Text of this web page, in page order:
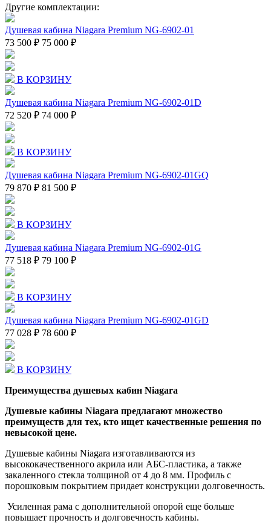
Другие комплектации:
Душевая кабина Niagara Premium NG-6902-01
73 500 ₽ 75 000 ₽
В КОРЗИНУ
Душевая кабина Niagara Premium NG-6902-01D
72 520 ₽ 74 000 ₽
В КОРЗИНУ
Душевая кабина Niagara Premium NG-6902-01GQ
79 870 ₽ 81 500 ₽
В КОРЗИНУ
Душевая кабина Niagara Premium NG-6902-01G
77 518 ₽ 79 100 ₽
В КОРЗИНУ
Душевая кабина Niagara Premium NG-6902-01GD
77 028 ₽ 78 600 ₽
В КОРЗИНУ
Преимущества душевых кабин Niagara
Душевые кабины Niagara предлагают множество
преимуществ для тех, кто ищет качественные решения по
невысокой цене.
Душевые кабины Niagara изготавливаются из
высококачественного акрила или АБС-пластика, а также
закаленного стекла толщиной от 4 до 8 мм. Профиль с
порошковым покрытием придает конструкции долговечность.
Усиленная рама с дополнительной опорой еще больше
повышает прочность и долговечность кабины.